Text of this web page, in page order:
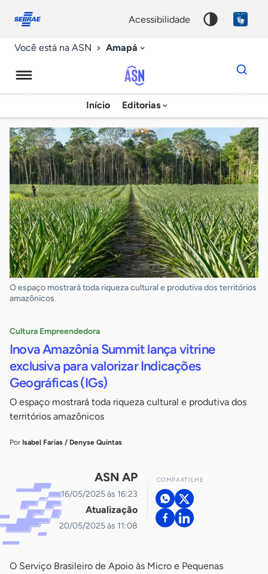
conosco
acessibilidade
Você está na ASN Amapá
Agência
Sebrae
de
Notícias
Início Editorias
Dados
para
chave
O espaço mostrará toda riqueza cultural e produtiva dos territórios
amazônicos
Cultura Empreendedora
Inova Amazônia Summit lança vitrine
exclusiva para valorizar Indicações
Geográficas (IGs)
O espaço mostrará toda riqueza cultural e produtiva dos
territórios amazônicos
Por Isabel Farias / Denyse Quintas
ASN AP
16/05/2025 às 16:23
Atualização
20/05/2025 às 11:08
COMPARTILHE
O Serviço Brasileiro de Apoio às Micro e Pequenas